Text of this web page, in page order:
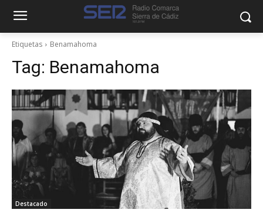
Etiquetas Benamahoma
Tag: Benamahoma
Destacado